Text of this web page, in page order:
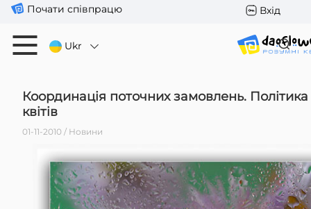
Почати співпрацю Вхід
Ukr
Координація поточних замовлень. Політика
квітів
01-11-2010 / Новини